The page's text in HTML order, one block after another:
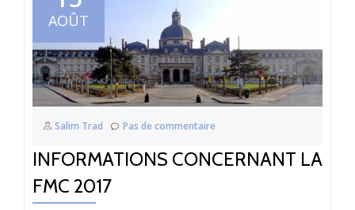
AOÛT
Salim Trad Pas de commentaire
INFORMATIONS CONCERNANT LA
FMC 2017